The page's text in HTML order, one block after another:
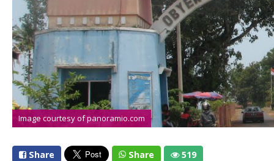
Image courtesy of panoramio.com
Share Share 519